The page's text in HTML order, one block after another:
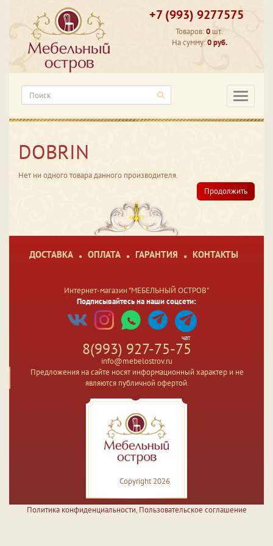
+7 (993) 9277575
Товаров:0 шт.
На сумму:0 руб.
DOBRIN
Нет ни одного товара данного производителя.
Продолжить
ДОСТАВКА ОПЛАТА ГАРАНТИЯ КОНТАКТЫ
Интернет-магазин "МЕБЕЛЬНЫЙ ОСТРОВ"
Подписывайтесь на наши соцсети:
чат
8(993) 927-75-75
info@mebelostrov.ru
Предложения на сайте носят информационный характер и не
являются публичной офертой.
Copyright 2026
Политика конфиденциальности, Пользовательское соглашение